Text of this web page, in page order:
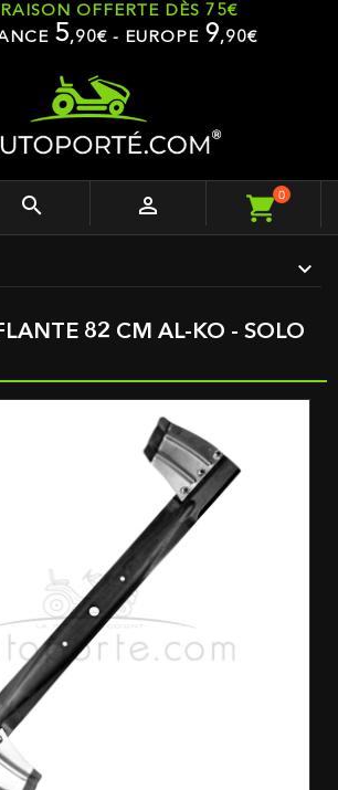
OFFERTE DÈS 75€
5,90€ - EUROPE 9,90€
  0
82 CM AL-KO - SOLO